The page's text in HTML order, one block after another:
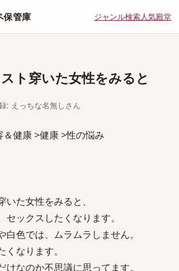
保管庫 ジャンル検索人気殿堂
ト穿いた女性をみると
えっちな名無しさん
健康 >健康 >性の悩み
た女性をみると、
ックスしたくなります。
色では、ムラムラしません。
なります。
けなのか不思議に思ってます。